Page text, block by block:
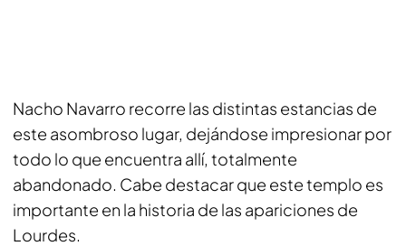
Nacho Navarro recorre las distintas estancias de
este asombroso lugar, dejándose impresionar por
todo lo que encuentra allí, totalmente
abandonado. Cabe destacar que este templo es
importante en la historia de las apariciones de
Lourdes.